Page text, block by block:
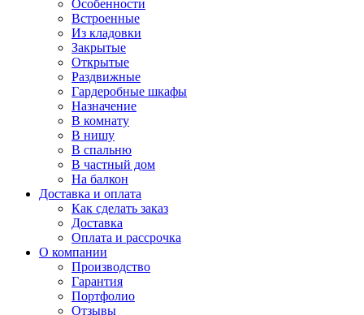
Особенности
Встроенные
Из кладовки
Закрытые
Открытые
Раздвижные
Гардеробные шкафы
Назначение
В комнату
В нишу
В спальню
В частный дом
На балкон
Доставка и оплата
Как сделать заказ
Доставка
Оплата и рассрочка
О компании
Производство
Гарантия
Портфолио
Отзывы